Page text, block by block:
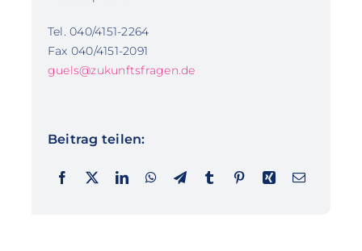
Tel. 040/4151-2264
Fax 040/4151-2091
guels@zukunftsfragen.de
Beitrag teilen: